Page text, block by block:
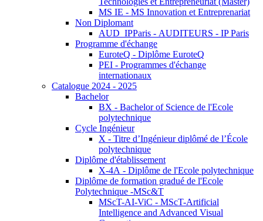
MS IE - MS Innovation et Entreprenariat
Non Diplomant
AUD_IPParis - AUDITEURS - IP Paris
Programme d'échange
EuroteQ - Diplôme EuroteQ
PEI - Programmes d'échange
internationaux
Catalogue 2024 - 2025
Bachelor
BX - Bachelor of Science de l'Ecole
polytechnique
Cycle Ingénieur
X - Titre d’Ingénieur diplômé de l’École
polytechnique
Diplôme d'établissement
X-4A - Diplôme de l'Ecole polytechnique
Diplôme de formation gradué de l'Ecole
Polytechnique -MSc&T
MScT-AI-ViC - MScT-Artificial
Intelligence and Advanced Visual